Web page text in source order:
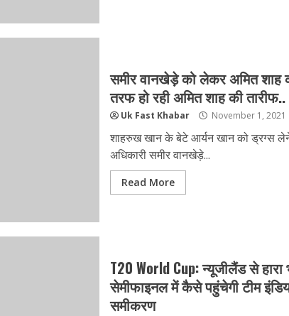
समीर वानखेड़े को लेकर अमित शाह
तरफ हो रही अमित शाह की तारीफ..
Uk Fast Khabar November 1, 2021
शाहरुख खान के बेटे आर्यन खान को ड्रग्स
अधिकारी समीर वानखेड़े...
Read More
T20 World Cup: न्यूजीलैंड से
सेमीफाइनल में कैसे पहुंचेगी टीम
समीकरण